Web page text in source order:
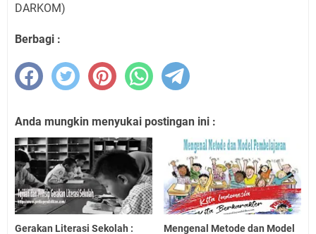
DARKOM)
Berbagi :
Anda mungkin menyukai postingan ini :
Gerakan Literasi Sekolah :
Mengenal Metode dan Model